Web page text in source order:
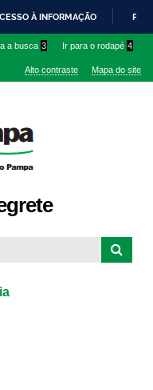
À INFORMAÇÃO
a busca 3 Ir para o rodapé 4
Alto contraste Mapa do site